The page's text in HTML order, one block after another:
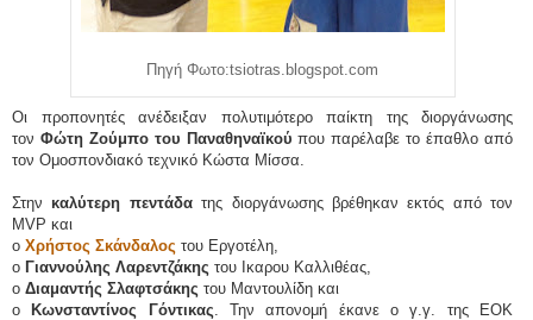
Πηγή Φωτο:tsiotras.blogspot.com
Οι προπονητές ανέδειξαν πολυτιμότερο παίκτη της διοργάνωσης
τον Φώτη Ζούμπο του Παναθηναϊκούπου παρέλαβε το έπαθλο από
τον Ομοσπονδιακό τεχνικό Κώστα Μίσσα.
Στην καλύτερη πεντάδατης διοργάνωσης βρέθηκαν εκτός από τον
MVP και
ο Χρήστος Σκάνδαλος του Εργοτέλη,
ο Γιαννούλης Λαρεντζάκης του Ικαρου Καλλιθέας,
ο Διαμαντής Σλαφτσάκης του Μαντουλίδη και
ο
Κωνσταντίνος Γόντικας . Την απονομή έκανε ο γ.γ. της ΕΟΚ